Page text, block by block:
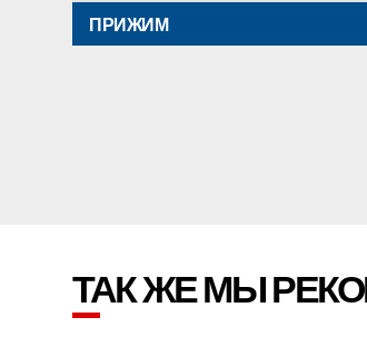
ПРИЖИМ
ТАК ЖЕ МЫ